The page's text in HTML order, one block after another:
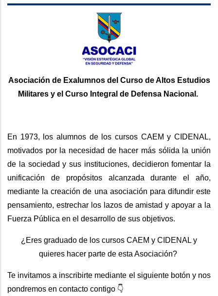
Asociación de Exalumnos del Curso de Altos Estudios
Militares y el Curso Integral de Defensa Nacional.
En 1973, los alumnos de los cursos CAEM y CIDENAL,
motivados por la necesidad de hacer más sólida la unión
de la sociedad y sus instituciones, decidieron fomentar la
unificación de propósitos alcanzada durante el año,
mediante la creación de una asociación para difundir este
pensamiento, estrechar los lazos de amistad y apoyar a la
Fuerza Pública en el desarrollo de sus objetivos.
¿Eres graduado de los cursos CAEM y CIDENAL y
quieres hacer parte de esta Asociación?
Te invitamos a inscribirte mediante el siguiente botón y nos
pondremos en contacto contigo 👇